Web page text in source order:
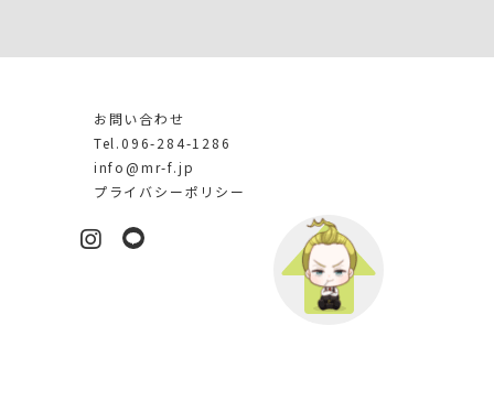
お問い合わせ
Tel.096-284-1286
info@mr-f.jp
プライバシーポリシー
Instagram
LINE